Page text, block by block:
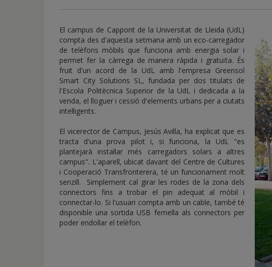
inicio
El campus de Cappont de la Universitat de Lleida (UdL)
compta des d'aquesta setmana amb un eco-carregador
de telèfons mòbils que funciona amb energia solar i
permet fer la càrrega de manera ràpida i gratuïta. És
fruit d'un acord de la UdL amb l'empresa Greensol
Smart City Solutions SL, fundada per dos titulats de
l'Escola Politècnica Superior de la UdL i dedicada a la
venda, el lloguer i cessió d'elements urbans per a ciutats
intel·ligents.
El vicerector de Campus, Jesús Avilla, ha explicat que es
tracta d'una prova pilot i, si funciona, la UdL "es
plantejarà instal·lar més carregadors solars a altres
campus". L'aparell, ubicat davant del Centre de Cultures
i Cooperació Transfronterera, té un funcionament molt
senzill. Simplement cal girar les rodes de la zona dels
connectors fins a trobar el pin adequat al mòbil i
connectar-lo. Si l'usuari compta amb un cable, també té
disponible una sortida USB femella als connectors per
poder endollar el telèfon.